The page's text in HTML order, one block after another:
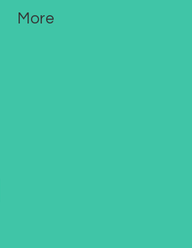
More